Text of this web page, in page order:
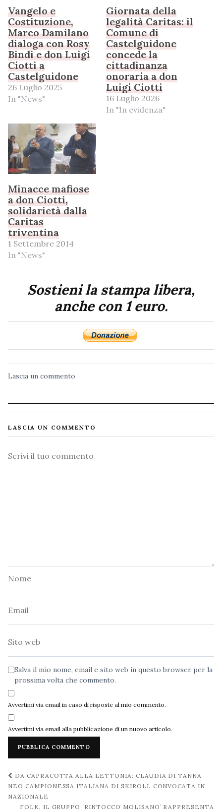
Vangelo e
Costituzione,
Marco Damilano
dialoga con Rosy
Bindi e don Luigi
Ciotti a
Castelguidone
26 Luglio 2025
In "News"
Giornata della
legalità Caritas: il
Comune di
Castelguidone
concede la
cittadinanza
onoraria a don
Luigi Ciotti
16 Luglio 2026
In "In evidenza"
Minacce mafiose
a don Ciotti,
solidarietà dalla
Caritas
triventina
1 Settembre 2014
In "News"
Sostieni la stampa libera,
anche con 1 euro.
Lascia un commento
LASCIA UN COMMENTO
Commento
Salva il mio nome, email e sito web in questo browser per la
prossima volta che commento.
Avvertimi via email in caso di risposte al mio commento.
Avvertimi via email alla pubblicazione di un nuovo articolo.
Navigazione
post
DA CAPRACOTTA ALLA LETTONIA: CLAUDIA DI TANNA
NEO CAMPIONESSA ITALIANA DI SKIROLL CONVOCATA IN
NAZIONALE
FOLK, IL GRUPPO ‘RINTOCCO MOLISANO’ RAPPRESENTA